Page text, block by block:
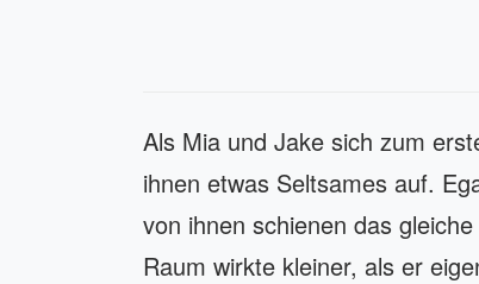
Als Mia und Jake sich zum
ihnen etwas Seltsames auf.
von ihnen schienen das
Raum wirkte kleiner, als er